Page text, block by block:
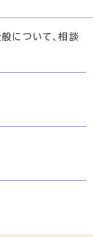
について、相談